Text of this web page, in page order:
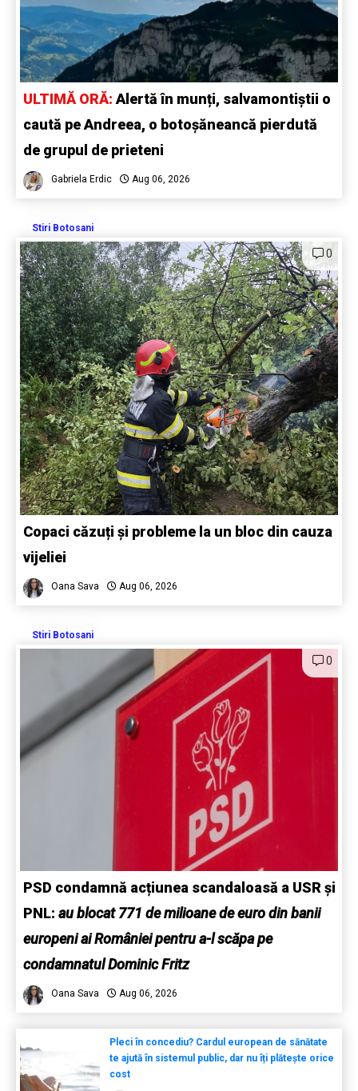
ULTIMĂ ORĂ:Alertă în munți, salvamontiștii o
caută pe Andreea, o botoșăneancă pierdută
de grupul de prieteni
Gabriela Erdic Aug 06, 2026
Stiri Botosani
0
Copaci căzuți și probleme la un bloc din cauza
vijeliei
Oana Sava Aug 06, 2026
Stiri Botosani
0
PSD condamnă acțiunea scandaloasă a USR și
PNL: au blocat 771 de milioane de euro din banii
europeni ai României pentru a-l scăpa pe
condamnatul Dominic Fritz
Oana Sava Aug 06, 2026
Pleci în concediu? Cardul european de sănătate
te ajută în sistemul public, dar nu îți plătește orice
cost